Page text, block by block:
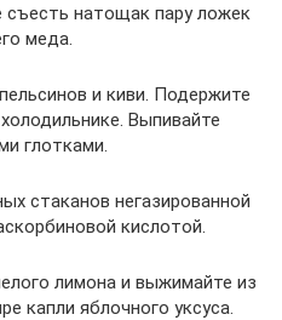
съесть натощак пару ложек
меда.
и киви. Подержите
Выпивайте
глотками.
стаканов негазированной
кислотой.
лимона и выжимайте из
капли яблочного уксуса.